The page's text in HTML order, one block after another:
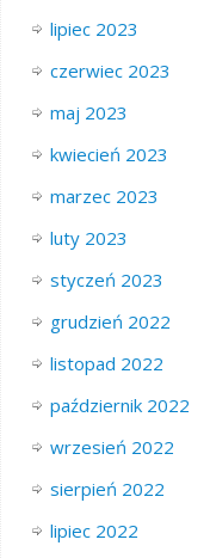
lipiec 2023
czerwiec 2023
maj 2023
kwiecień 2023
marzec 2023
luty 2023
styczeń 2023
grudzień 2022
listopad 2022
październik 2022
wrzesień 2022
sierpień 2022
lipiec 2022